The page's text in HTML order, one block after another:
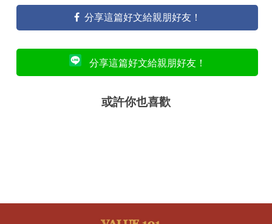
分享這篇好文給親朋好友！
分享這篇好文給親朋好友！
或許你也喜歡